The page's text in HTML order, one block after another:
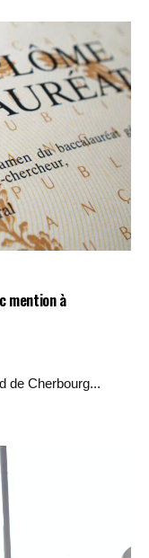
mention à
de Cherbourg...